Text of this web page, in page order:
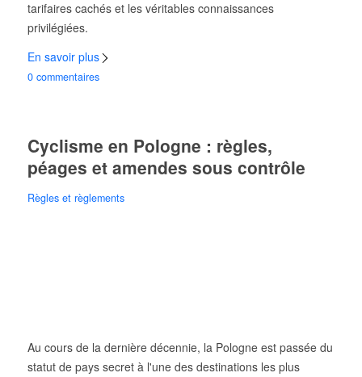
tarifaires cachés et les véritables connaissances
privilégiées.
En savoir plus
0 commentaires
Cyclisme en Pologne : règles,
péages et amendes sous contrôle
Règles et règlements
Au cours de la dernière décennie, la Pologne est passée du
statut de pays secret à l'une des destinations les plus